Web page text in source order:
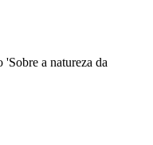
a natureza da